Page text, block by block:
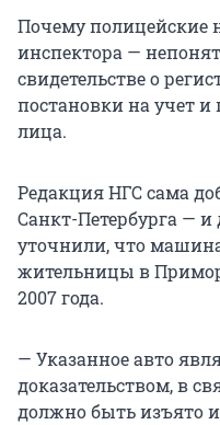
Почему полицейские
инспектора —
свидетельстве о
постановки на учет и
лица.
Редакция НГС сама
Санкт-Петербурга —
уточнили, что
жительницы в
2007 года.
— Указанное авто
доказательством, в
должно быть изъято